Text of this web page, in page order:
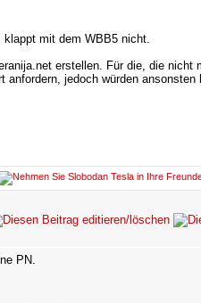
klappt mit dem WBB5 nicht.
erstellen. Für die, die nicht
jedoch würden
PN.